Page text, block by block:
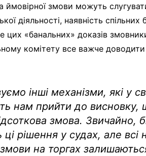
ймовірної змови можуть
діяльності, наявність спільних
цих «банальних» доказів
комітету все важче
інші механізми, які у
нам прийти до висновку,
змова. Звичайно,
ці рішення у судах, але всі
на торгах